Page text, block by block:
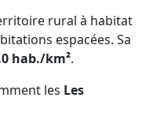
rural à habitat
espacées. Sa
hab./km².
les Les